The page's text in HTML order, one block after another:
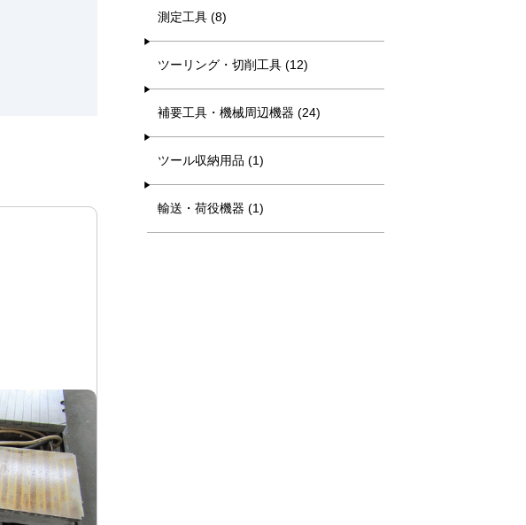
測定工具 (8)
ツーリング・切削工具 (12)
補要工具・機械周辺機器 (24)
ツール収納用品 (1)
輸送・荷役機器 (1)